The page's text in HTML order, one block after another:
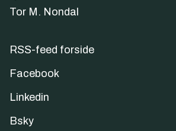
Tor M. Nondal
RSS-feed forside
Facebook
Linkedin
Bsky